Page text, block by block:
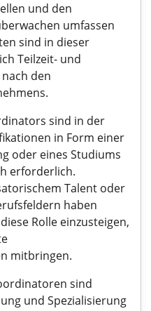
und den
umfassen
sind in dieser
Teilzeit- und
den
sind in der
in Form einer
oder eines Studiums
erforderlich.
Talent oder
haben
Rolle einzusteigen,
mitbringen.
sind
und Spezialisierung